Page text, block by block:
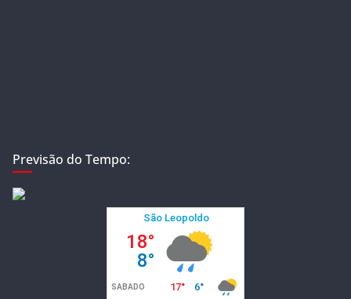
Previsão do Tempo: